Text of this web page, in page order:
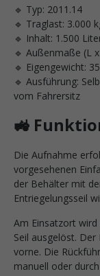
🔹 Typ: 2011.14
🔹 Traglast: 3.000
🔹 Inhalt: 1.500
🔹 Außenmaße (L
🔹 Eigengewicht:
🔹 Ausführung:
vom Fahrersitz
🚜
Die Aufnahme
vorgesehenen
der Behälter mit
Entriegelungsseil
Am Einsatzort
Seil ausgelöst.
vorne. Die
manuell oder